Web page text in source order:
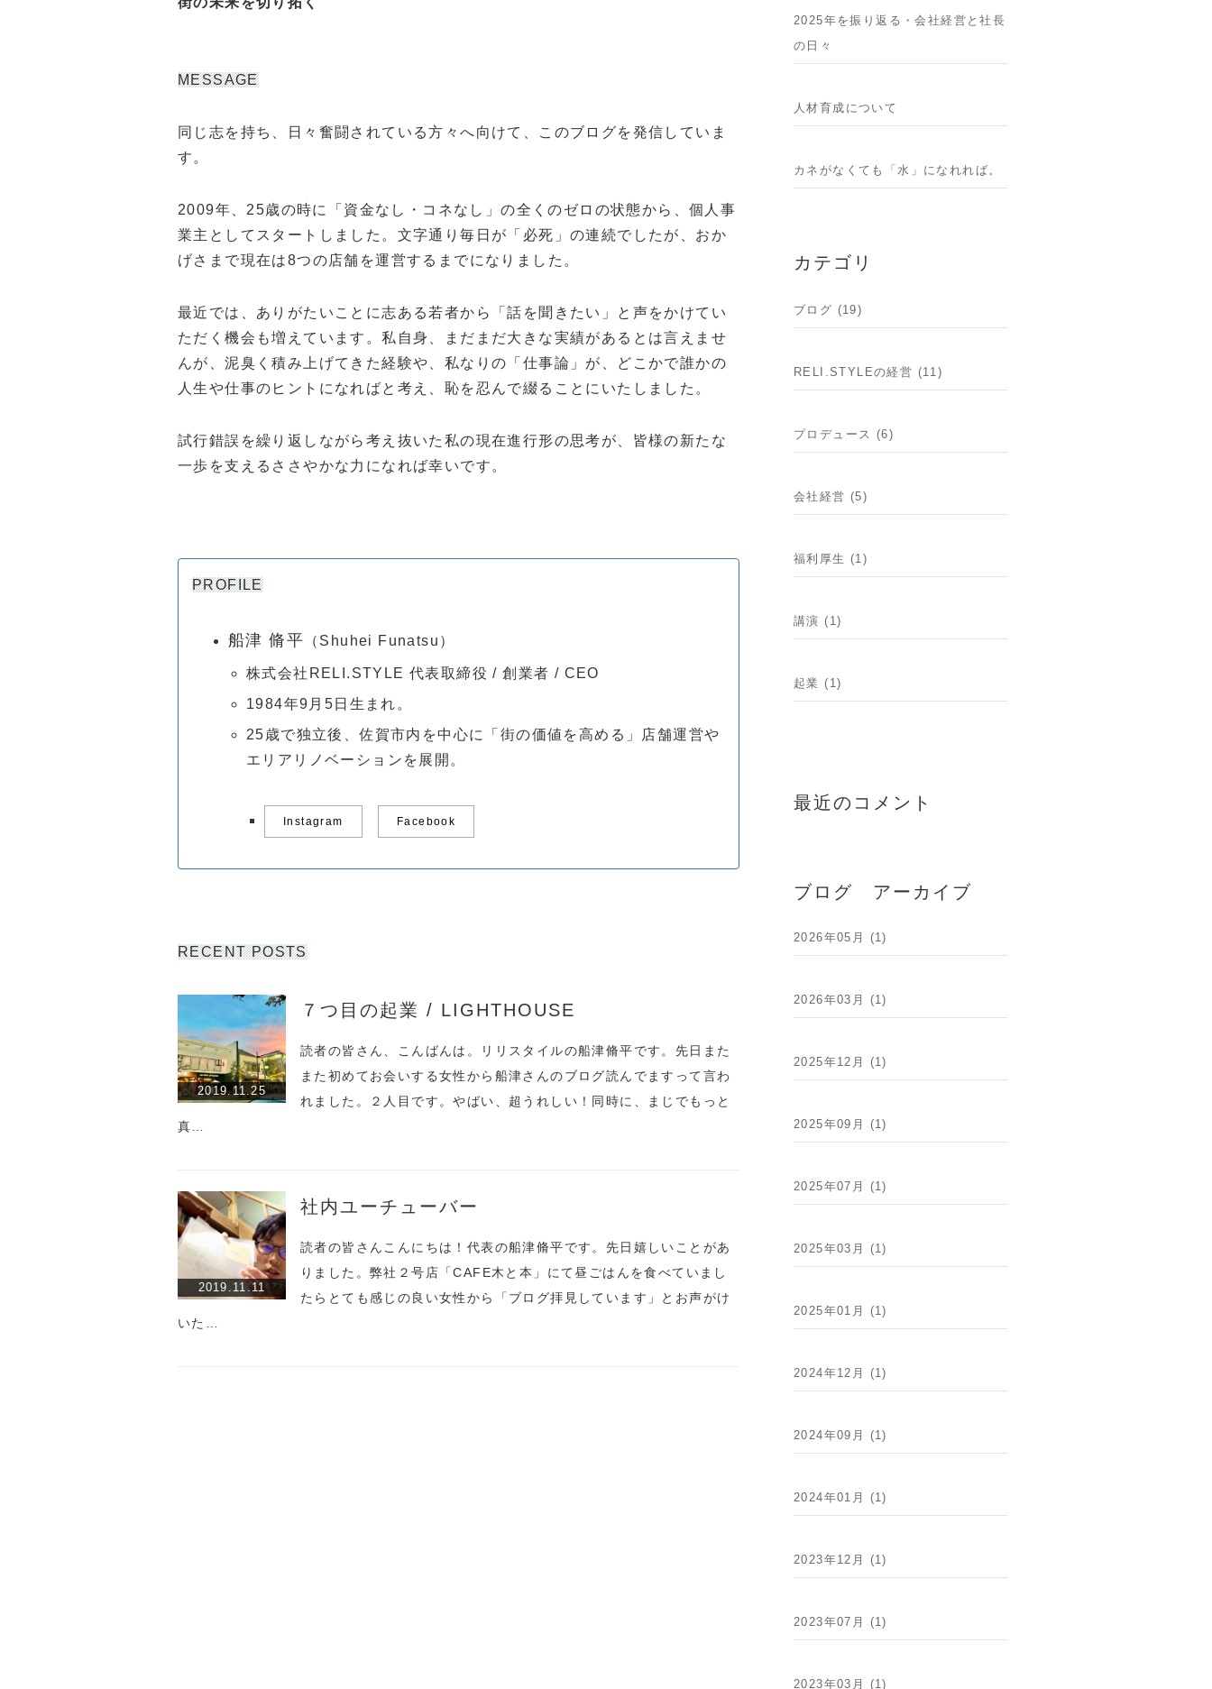
MESSAGE
同じ志を持ち、日々奮闘されている方々へ向けて、このブログを発信していま
す。
2009年、25歳の時に「資金なし・コネなし」の全くのゼロの状態から、個人事
業主としてスタートしました。文字通り毎日が「必死」の連続でしたが、おか
げさまで現在は8つの店舗を運営するまでになりました。
最近では、ありがたいことに志ある若者から「話を聞きたい」と声をかけてい
ただく機会も増えています。私自身、まだまだ大きな実績があるとは言えませ
んが、泥臭く積み上げてきた経験や、私なりの「仕事論」が、どこかで誰かの
人生や仕事のヒントになればと考え、恥を忍んで綴ることにいたしました。
試行錯誤を繰り返しながら考え抜いた私の現在進行形の思考が、皆様の新たな
一歩を支えるささやかな力になれば幸いです。
PROFILE
船津 脩平 （Shuhei Funatsu）
株式会社RELI.STYLE 代表取締役 / 創業者 / CEO
1984年9月5日生まれ。
25歳で独立後、佐賀市内を中心に「街の価値を高める」店舗運営や
エリアリノベーションを展開。
Instagram Facebook
RECENT POSTS
2019.11.25
７つ目の起業 / LIGHTHOUSE
読者の皆さん、こんばんは。リリスタイルの船津脩平です。先日また
また初めてお会いする女性から船津さんのブログ読んでますって言わ
れました。２人目です。やばい、超うれしい！同時に、まじでもっと
真…
2019.11.11
社内ユーチューバー
読者の皆さんこんにちは！代表の船津脩平です。先日嬉しいことがあ
りました。弊社２号店「CAFE木と本」にて昼ごはんを食べていまし
たらとても感じの良い女性から「ブログ拝見しています」とお声がけ
いた…
2025年を振り返る・会社経営と社長
の日々
人材育成について
カネがなくても「水」になれれば。
カテゴリ
ブログ (19)
RELI.STYLEの経営 (11)
プロデュース (6)
会社経営 (5)
福利厚生 (1)
講演 (1)
起業 (1)
最近のコメント
ブログ アーカイブ
2026年05月 (1)
2026年03月 (1)
2025年12月 (1)
2025年09月 (1)
2025年07月 (1)
2025年03月 (1)
2025年01月 (1)
2024年12月 (1)
2024年09月 (1)
2024年01月 (1)
2023年12月 (1)
2023年07月 (1)
2023年03月 (1)